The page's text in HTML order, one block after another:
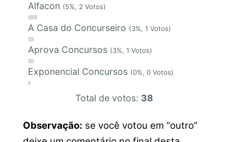
Alfacon (5%, 2 Votos)
A Casa do Concurseiro (3%, 1 Votos)
Aprova Concursos (3%, 1 Votos)
Exponencial Concursos (0%, 0 Votos)
Total de votos: 38
Observação: se você votou em “outro”